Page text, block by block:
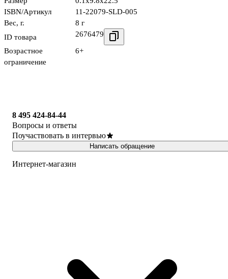
ISBN/Артикул
11-22079-SLD-005
Вес, г.
8 г
ID товара
2676479
Возрастное
ограничение
6+
8 495 424-84-44
Вопросы и ответы
Поучаствовать в интервью
Написать обращение
Интернет-магазин